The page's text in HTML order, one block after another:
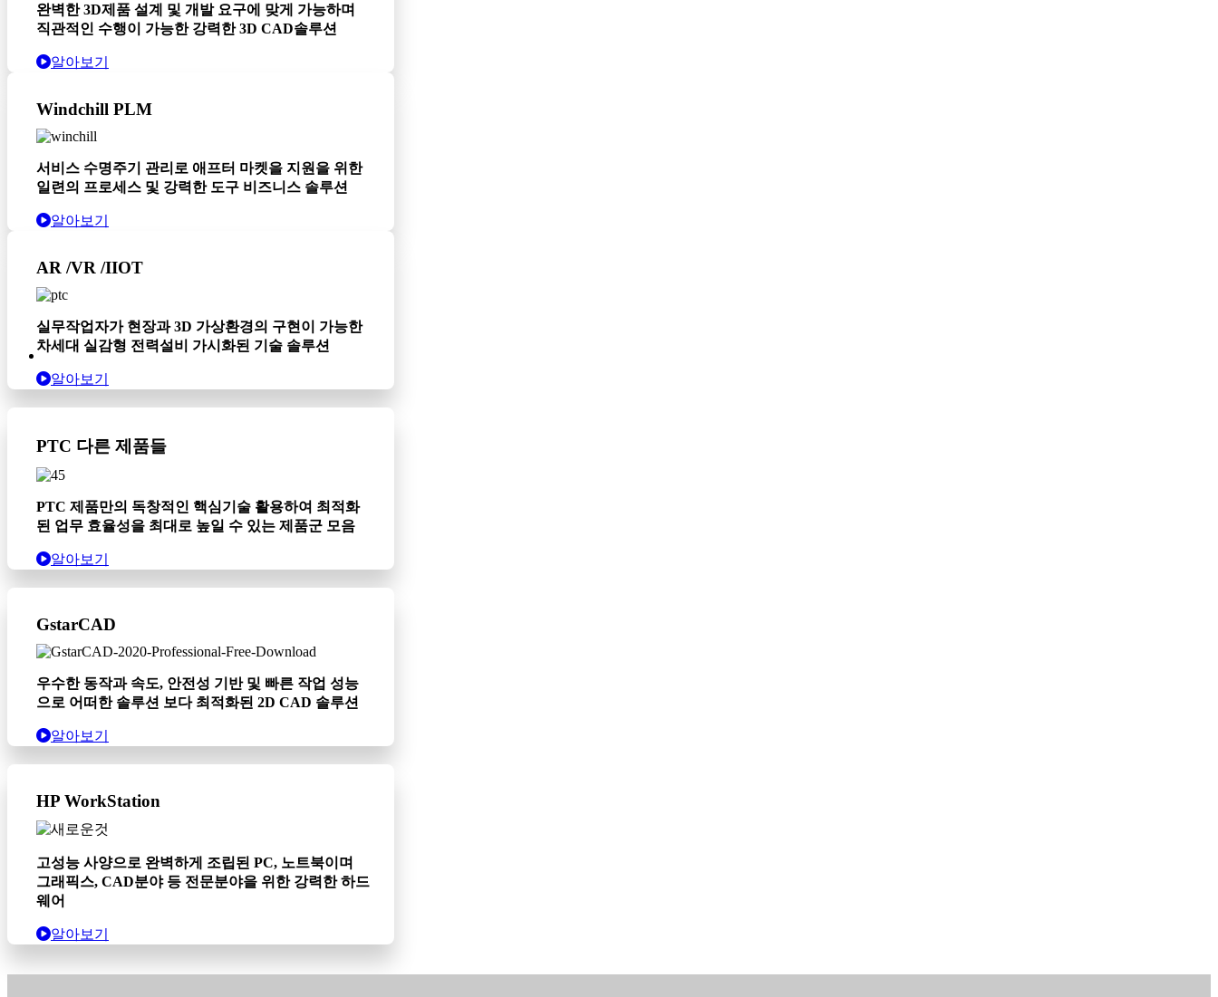
완벽한 3D제품 설계 및 개발 요구에 맞게 가능하며
직관적인 수행이 가능한 강력한 3D CAD솔루션
알아보기
Windchill PLM
서비스 수명주기 관리로 애프터 마켓을 지원을 위한
일련의 프로세스 및 강력한 도구 비즈니스 솔루션
알아보기
AR /VR /IIOT
실무작업자가 현장과 3D 가상환경의 구현이 가능한
차세대 실감형 전력설비 가시화된 기술 솔루션
알아보기
PTC 다른 제품들
PTC 제품만의 독창적인 핵심기술 활용하여 최적화
된 업무 효율성을 최대로 높일 수 있는 제품군 모음
알아보기
GstarCAD
우수한 동작과 속도, 안전성 기반 및 빠른 작업 성능
으로 어떠한 솔루션 보다 최적화된 2D CAD 솔루션
알아보기
HP WorkStation
고성능 사양으로 완벽하게 조립된 PC, 노트북이며
그래픽스, CAD분야 등 전문분야을 위한 강력한 하드
웨어
알아보기